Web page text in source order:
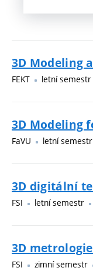
3D Modeling
FEKT letní semestr
3D Modeling
FaVU letní semestr
3D digitální
FSI letní semestr
3D
FSI zimní semestr